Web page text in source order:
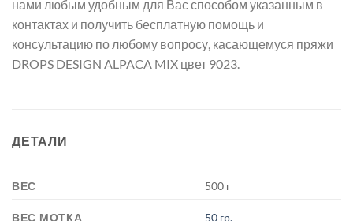
нами любым удобным для Вас способом указанным в
контактах и получить бесплатную помощь и
консультацию по любому вопросу, касающемуся пряжи
DROPS DESIGN ALPACA MIX цвет 9023.
ДЕТАЛИ
ВЕС 500 г
ВЕС МОТКА 50 гр.